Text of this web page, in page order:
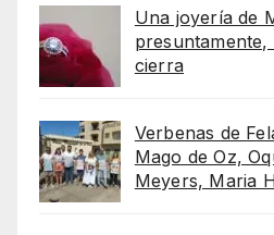
Una joyería de
cierra
Verbenas de
Mago de Oz,
Meyers, Maria